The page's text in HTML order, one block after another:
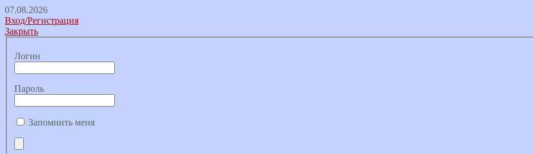
07.08.2026
Вход/Регистрация
Закрыть
Логин
Пароль
Запомнить меня